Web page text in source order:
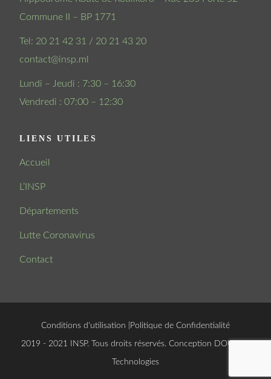
Commune II – BP 1771
Tel: 20 21 42 31 / 20 21 43 20
contact@insp.ml
Lundi – Jeudi : 7:30 – 16:30
Vendredi : 07:00 – 12:30
LIENS UTILES
Accueil
L’INSP
Départements
Lutte Coronavirus
Contact
Conditions d'utilisation Politique de Confidentialité
© 2019 - 2021 INSP. Tous droits réservés. Conception DOUCSOFT
Technologies